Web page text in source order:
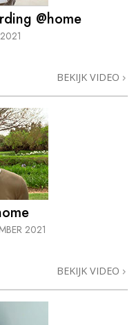
@home
BEKIJK VIDEO
2021
BEKIJK VIDEO